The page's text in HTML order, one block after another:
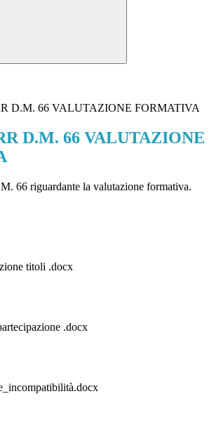
D.M. 66 VALUTAZIONE FORMATIVA
D.M. 66 VALUTAZIONE
66 riguardante la valutazione formativa.
titoli .docx
.docx